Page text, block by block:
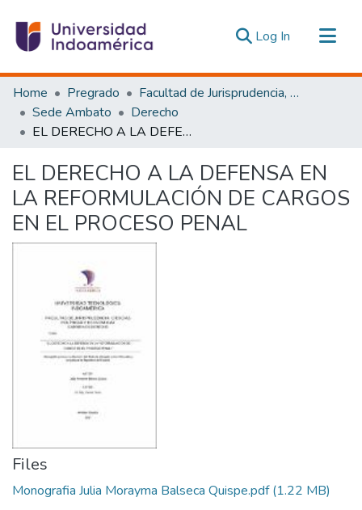
Log In (current)
Communities & Collections
All of DSpace
Statistics
Home Pregrado
Facultad de Jurisprudencia, Ciencias Políticas y Económicas
Sede Ambato
Derecho
EL DERECHO A LA DEFENSA EN LA REFORMULACIÓN DE CARGOS EN EL PROCESO PENAL
EL DERECHO A LA DEFENSA EN
LA REFORMULACIÓN DE CARGOS
EN EL PROCESO PENAL
Files
Monografia Julia Morayma Balseca Quispe.pdf(1.22 MB)